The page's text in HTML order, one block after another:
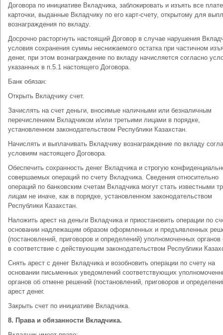
Договора по инициативе Вкладчика, заблокировать и изъять все
карточки, выданные Вкладчику по его карт-счету, открытому для
вознаграждения по вкладу.
Досрочно расторгнуть настоящий Договор в случае нарушения
условия сохранения суммы неснижаемого остатка при частичном
денег, при этом вознаграждение по вкладу начисляется согласно
указанных в п.5.1 настоящего Договора.
Банк обязан:
Открыть Вкладчику счет.
Зачислять на счет деньги, вносимые наличными или безналичным
перечислением Вкладчиком и/или третьими лицами в порядке,
установленном законодательством Республики Казахстан.
Начислять и выплачивать Вкладчику вознаграждение по вкладу
условиям настоящего Договора.
Обеспечить сохранность денег Вкладчика и строгую
совершаемых операций по счету Вкладчика. Сведения относительно
операций по банковским счетам Вкладчика могут стать известными
лицам не иначе, как в порядке, установленном законодательством
Республики Казахстан.
Наложить арест на деньги Вкладчика и приостановить операции по
основании надлежащим образом оформленных и предъявленных
(постановлений, приговоров и определений) уполномоченных органов
в соответствие с действующим законодательством Республики
Снять арест с денег Вкладчика и возобновить операции по счету на
основании письменных уведомлений соответствующих
органов об отмене решений (постановлений, приговоров и
арест денег.
Закрыть счет по инициативе Вкладчика.
8. Права и обязанности Вкладчика.